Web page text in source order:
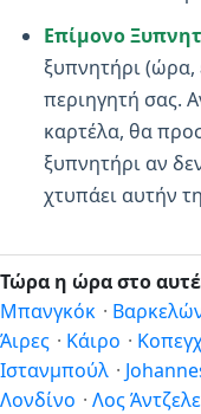
Επίμονο
ξυπνητήρι (ώρα,
περιηγητή σας.
καρτέλα, θα
ξυπνητήρι αν
χτυπάει αυτήν
Τώρα η ώρα στο
Μπανγκόκ ·
Άιρες · Κάιρο ·
Ιστανμπούλ ·
Λονδίνο · Λος